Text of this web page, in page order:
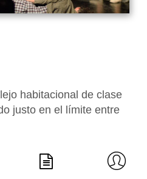
habitacional de clase
justo en el límite entre